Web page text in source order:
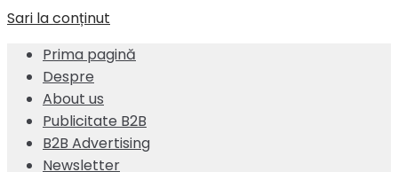
Sari la conținut
Prima pagină
Despre
About us
Publicitate B2B
B2B Advertising
Newsletter